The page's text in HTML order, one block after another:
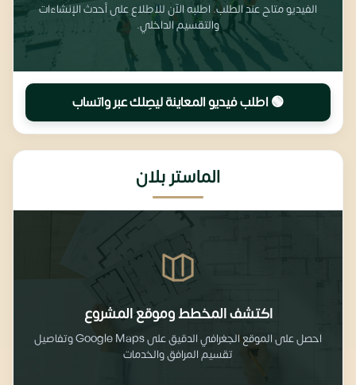
الفيديو متاح عند الطلب. اطلبه الآن للاطلاع على أحدث الإنشاءات
والتقسيم الداخلي.
🟢 اطلب فيديو المعاينة ليصِلك عبر واتساب
الماستر بلان
اكتشف المخطط وموقع المشروع
احصل على الموقع الجغرافي الدقيق على Google Maps وتفاصيل
تقسيم المرافق والخدمات